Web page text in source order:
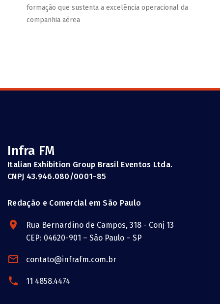
formação que sustenta a excelência operacional da
companhia aérea
Infra FM
Italian Exhibition Group Brasil Eventos Ltda.
CNPJ 43.946.080/0001-85
Redação e Comercial em São Paulo
Rua Bernardino de Campos, 318 - Conj 13
CEP: 04620-901 – São Paulo – SP
contato@infrafm.com.br
11 4858.4474